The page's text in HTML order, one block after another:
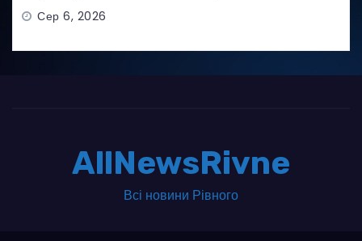
Сер 6, 2026
AllNewsRivne
Всі новини Рівного